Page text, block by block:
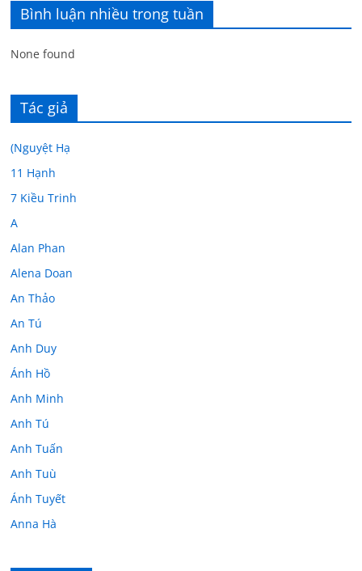
Bình luận nhiều trong tuần
None found
Tác giả
(Nguyệt Hạ
11 Hạnh
7 Kiều Trinh
A
Alan Phan
Alena Doan
An Thảo
An Tú
Anh Duy
Ánh Hồ
Anh Minh
Anh Tú
Anh Tuấn
Anh Tuù
Ánh Tuyết
Anna Hà